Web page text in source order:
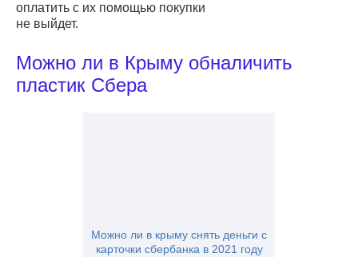
оплатить с их помощью покупки
не выйдет.
Можно ли в Крыму обналичить
пластик Сбера
Можно ли в крыму снять деньги с
карточки сбербанка в 2021 году